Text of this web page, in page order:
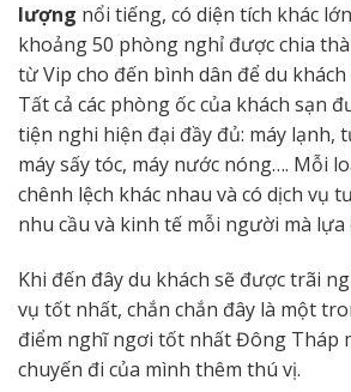
lượng nổi tiếng, có diện tích khác
khoảng 50 phòng nghỉ được chia
từ Vip cho đến bình dân để du
Tất cả các phòng ốc của khách sạn
tiện nghi hiện đại đầy đủ: máy lạnh,
máy sấy tóc, máy nước nóng…. Mỗi
chênh lệch khác nhau và có dịch vụ
nhu cầu và kinh tế mỗi người mà
Khi đến đây du khách sẽ được trãi
vụ tốt nhất, chắn chắn đây là một
điểm nghĩ ngơi tốt nhất Đông Tháp
chuyến đi của mình thêm thú vị.